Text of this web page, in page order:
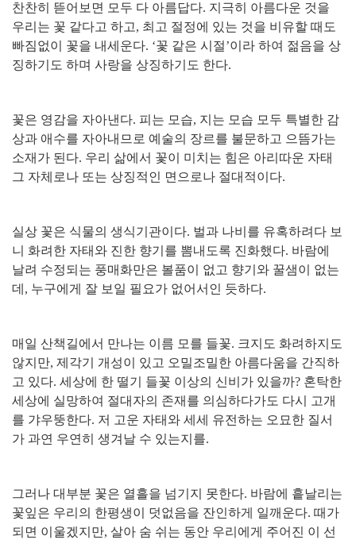
찬찬히 뜯어보면 모두 다 아름답다. 지극히 아름다운 것을
우리는 꽃 같다고 하고, 최고 절정에 있는 것을 비유할 때도
빠짐없이 꽃을 내세운다. ‘꽃 같은 시절’이라 하여 젊음을 상
징하기도 하며 사랑을 상징하기도 한다.
꽃은 영감을 자아낸다. 피는 모습, 지는 모습 모두 특별한 감
상과 애수를 자아내므로 예술의 장르를 불문하고 으뜸가는
소재가 된다. 우리 삶에서 꽃이 미치는 힘은 아리따운 자태
그 자체로나 또는 상징적인 면으로나 절대적이다.
실상 꽃은 식물의 생식기관이다. 벌과 나비를 유혹하려다 보
니 화려한 자태와 진한 향기를 뽐내도록 진화했다. 바람에
날려 수정되는 풍매화만은 볼품이 없고 향기와 꿀샘이 없는
데 , 누구에게 잘 보일 필요가 없어서인 듯하다.
매일 산책길에서 만나는 이름 모를 들꽃. 크지도 화려하지도
않지만, 제각기 개성이 있고 오밀조밀한 아름다움을 간직하
고 있다. 세상에 한 떨기 들꽃 이상의 신비가 있을까? 혼탁한
세상에 실망하여 절대자의 존재를 의심하다가도 다시 고개
를 갸우뚱한다. 저 고운 자태와 세세 유전하는 오묘한 질서
가 과연 우연히 생겨날 수 있는지를.
그러나 대부분 꽃은 열흘을 넘기지 못한다. 바람에 흩날리는
꽃잎은 우리의 한평생이 덧없음을 잔인하게 일깨운다. 때가
되면 이울겠지만, 살아 숨 쉬는 동안 우리에게 주어진 이 선